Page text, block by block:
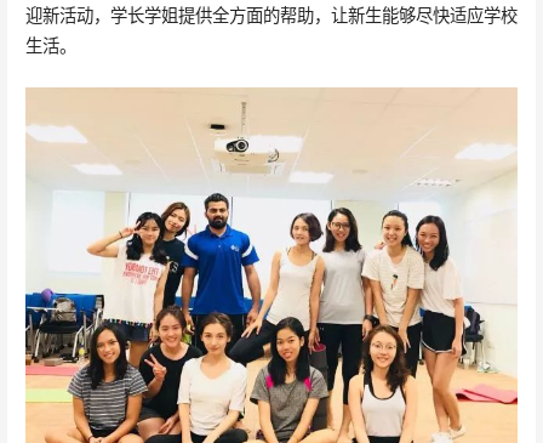
迎新活动，学长学姐提供全方面的帮助，让新生能够尽快适应学校
生活。